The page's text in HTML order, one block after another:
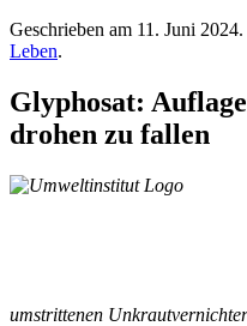
Geschrieben am 11. Juni 2024
Leben.
Glyphosat:
drohen zu fallen
umstrittenen